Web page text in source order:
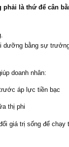
phải là thứ để cân
dưỡng bằng sự
doanh nhân:
áp lực tiền bạc
thị phi
giá trị sống để chạy